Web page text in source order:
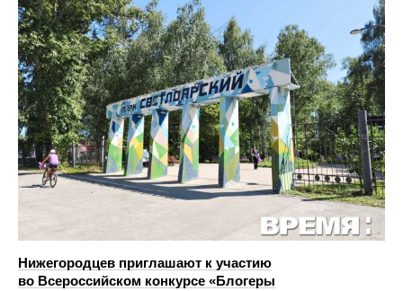
Нижегородцев приглашают к участию
во Всероссийском конкурсе «Блогеры